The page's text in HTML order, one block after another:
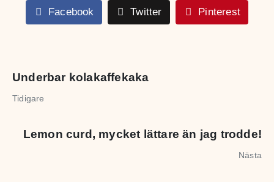
Facebook Twitter Pinterest
Underbar kolakaffekaka
Tidigare
Lemon curd, mycket lättare än jag trodde!
Nästa